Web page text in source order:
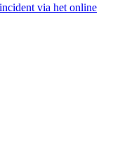
via het online